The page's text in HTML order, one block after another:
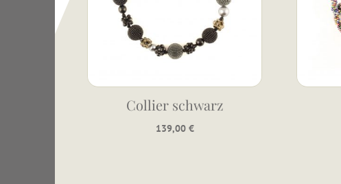
Collier schwarz
139,00 €